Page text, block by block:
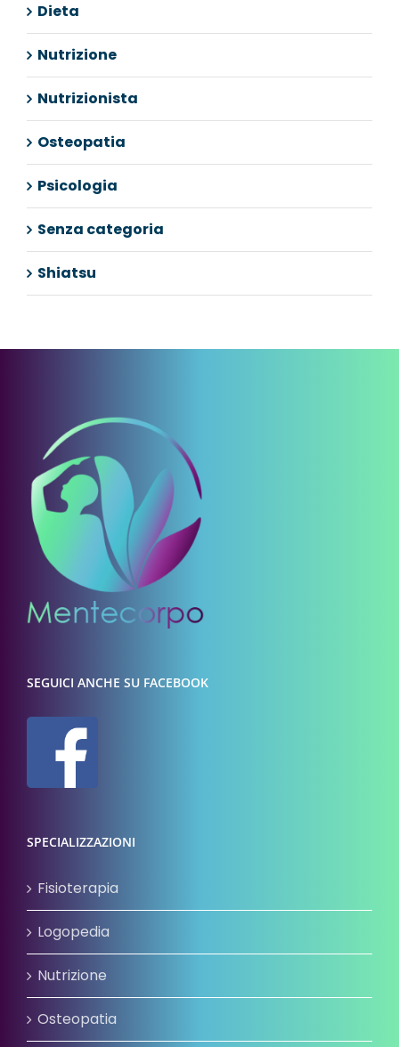
Dieta
Nutrizione
Nutrizionista
Osteopatia
Psicologia
Senza categoria
Shiatsu
SEGUICI ANCHE SU FACEBOOK
SPECIALIZZAZIONI
Fisioterapia
Logopedia
Nutrizione
Osteopatia